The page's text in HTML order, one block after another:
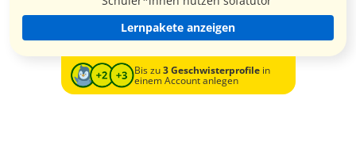
Lernpakete anzeigen
Bis zu3 Geschwisterprofilein
einem Account anlegen